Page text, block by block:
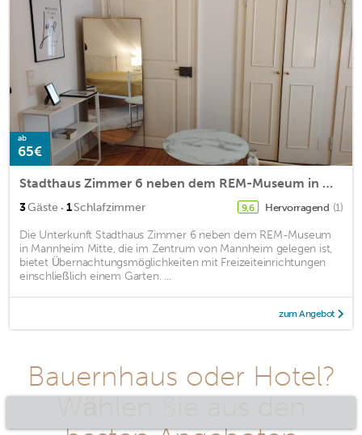
ab
65€
Stadthaus Zimmer 6 neben dem REM-Museum in Mannheim Mitte
3Gäste · 1Schlafzimmer 9,6 Hervorragend (1)
Die Unterkunft Stadthaus Zimmer 6 neben dem REM-Museum
in Mannheim Mitte, die im Zentrum von Mannheim gelegen ist,
bietet Übernachtungsmöglichkeiten mit Freizeiteinrichtungen
einschließlich einem Garten. ...
zum Angebot
Bauernhaus oder Hotel?
Wählen Sie aus den